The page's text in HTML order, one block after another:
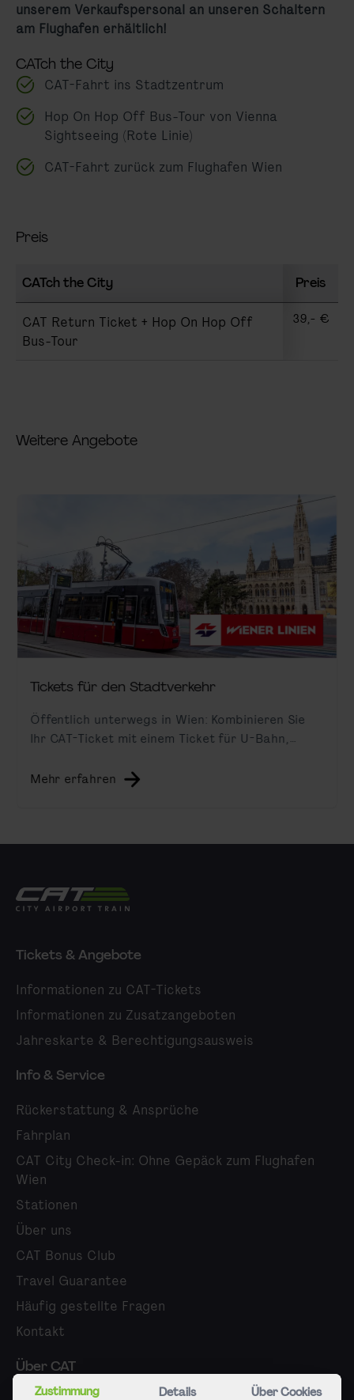
Zustimmung Details Über Cookies
unserem Verkaufspersonal an unseren Schaltern
am Flughafen erhältlich!
CATch the City
CAT-Fahrt ins Stadtzentrum
Hop On Hop Off Bus-Tour von Vienna
Sightseeing (Rote Linie)
CAT-Fahrt zurück zum Flughafen Wien
Preis
CATch the City Preis
CAT Return Ticket + Hop On Hop Off
Bus-Tour
39,- €
Weitere Angebote
Tickets für den Stadtverkehr
Öffentlich unterwegs in Wien: Kombinieren Sie
Ihr CAT-Ticket mit einem Ticket für U-Bahn,
Mehr erfahren
City Airport Train
Tickets & Angebote
Informationen zu CAT-Tickets
Informationen zu Zusatzangeboten
Jahreskarte & Berechtigungsausweis
Info & Service
Rückerstattung & Ansprüche
Fahrplan
CAT City Check-in: Ohne Gepäck zum Flughafen
Wien
Stationen
Über uns
CAT Bonus Club
Travel Guarantee
Häufig gestellte Fragen
Kontakt
Über CAT